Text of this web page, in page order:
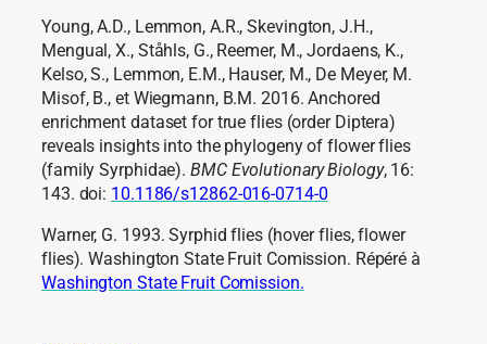
Young, A.D., Lemmon, A.R., Skevington, J.H.,
Mengual, X., Ståhls, G., Reemer, M., Jordaens, K.,
Kelso, S., Lemmon, E.M., Hauser, M., De Meyer, M.
Misof, B., et Wiegmann, B.M. 2016. Anchored
enrichment dataset for true flies (order Diptera)
reveals insights into the phylogeny of flower flies
(family Syrphidae). BMC Evolutionary Biology, 16:
143. doi: 10.1186/s12862-016-0714-0
Warner, G. 1993. Syrphid flies (hover flies, flower
flies). Washington State Fruit Comission. Répéré à
Washington State Fruit Comission.